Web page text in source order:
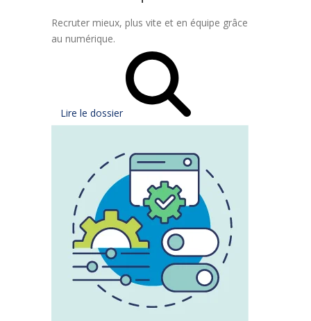
Recruter mieux, plus vite et en équipe grâce
au numérique.
Lire le dossier